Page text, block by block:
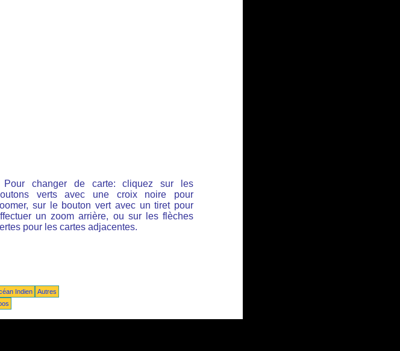
Pour changer de carte: cliquez sur les
verts avec une croix noire pour
sur le bouton vert avec un tiret pour
un zoom arrière, ou sur les flèches
pour les cartes adjacentes.
Indien
Autres